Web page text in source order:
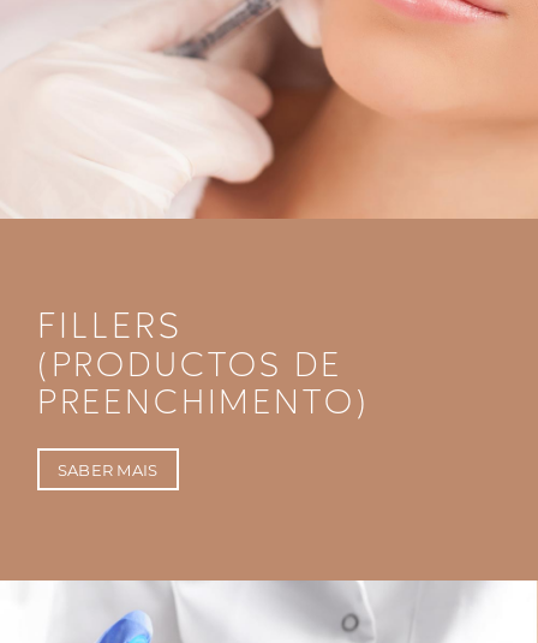
FILLERS
(PRODUCTOS DE
PREENCHIMENTO)
SABER MAIS